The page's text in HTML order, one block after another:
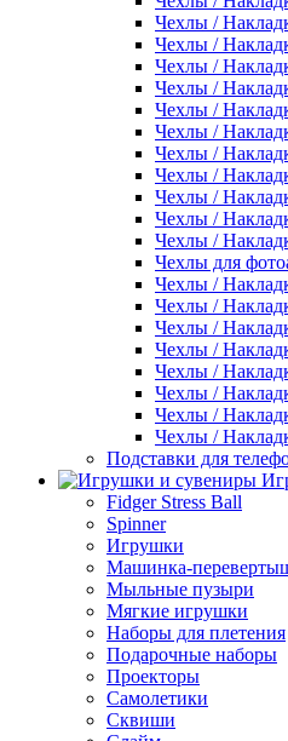
Чехлы /
Чехлы /
Чехлы /
Чехлы /
Чехлы /
Чехлы /
Чехлы /
Чехлы /
Чехлы /
Чехлы /
Чехлы /
Чехлы для
Чехлы /
Чехлы /
Чехлы /
Чехлы /
Чехлы /
Чехлы /
Чехлы /
Чехлы /
Подставки для
Fidger Stress Ball
Spinner
Игрушки
Машинка-
Мыльные пузыри
Мягкие игрушки
Наборы для плетения
Подарочные наборы
Проекторы
Самолетики
Сквиши